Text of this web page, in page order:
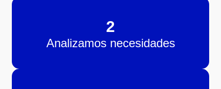
2
Analizamos necesidades